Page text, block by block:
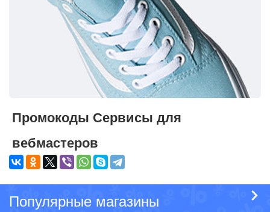
Промокоды Сервисы для
вебмастеров
Популярные магазины